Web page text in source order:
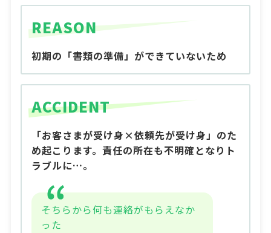
REASON
初期の「書類の準備」ができていないため
ACCIDENT
「お客さまが受け身×依頼先が受け身」のた
め起こります。責任の所在も不明確となりト
ラブルに…。
そちらから何も連絡がもらえなか
った